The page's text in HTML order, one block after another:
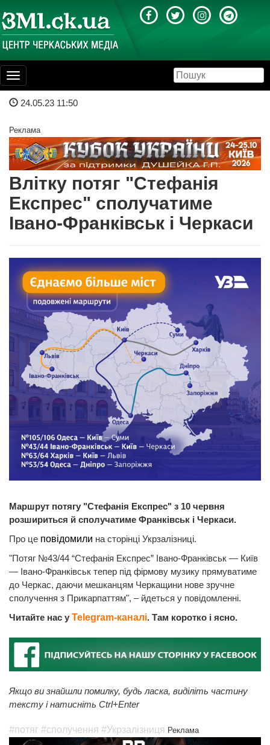
Toggle
navigation
24.05.23 11:50
Реклама
Влітку потяг "Стефанія
Експрес" сполучатиме
Івано-Франківськ і Черкаси
Маршрут потягу "Стефанія Експрес" з 10 червня
розшириться й сполучатиме Франківськ і Черкаси.
Про це повідомили на сторінці Укрзалізниці.
"Потяг №43/44 “Стефанія Експрес” Івано-Франківськ — Київ
— Івано-Франківськ тепер під фірмову музику прямуватиме
до Черкас, даючи мешканцям Черкащини нове зручне
сполучення з Прикарпаттям", – йдеться у повідомленні.
Читайте нас у Telegram-каналі. Там коротко і ясно.
Якщо ви знайшли помилку, будь ласка, виділіть частину
тексту і натисніть Ctrl+Enter
#потяг #сполучення #Укрзалізниця Реклама